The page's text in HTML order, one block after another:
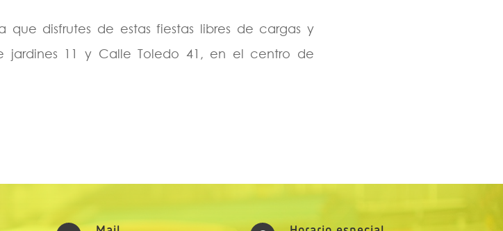
que disfrutes de estas fiestas libres de cargas y
jardines 11 y Calle Toledo 41, en el centro de